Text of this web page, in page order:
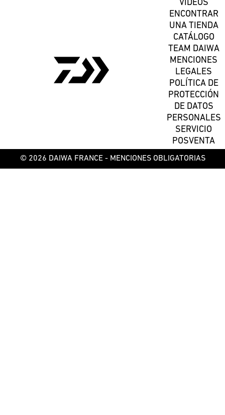
VÍDEOS
ENCONTRAR
UNA TIENDA
CATÁLOGO
TEAM DAIWA
MENCIONES
LEGALES
POLÍTICA DE
PROTECCIÓN
DE DATOS
PERSONALES
SERVICIO
POSVENTA
© 2026 DAIWA FRANCE - MENCIONES OBLIGATORIAS